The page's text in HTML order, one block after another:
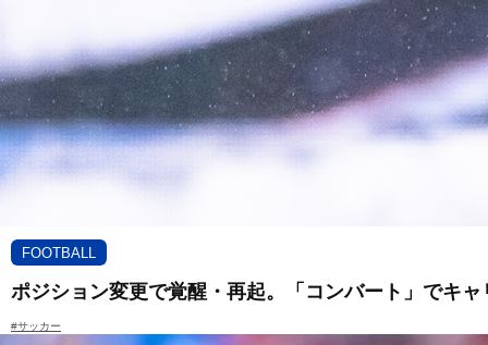
FOOTBALL
ポジション変更で覚醒・再起。「コンバート」でキ
#サッカー